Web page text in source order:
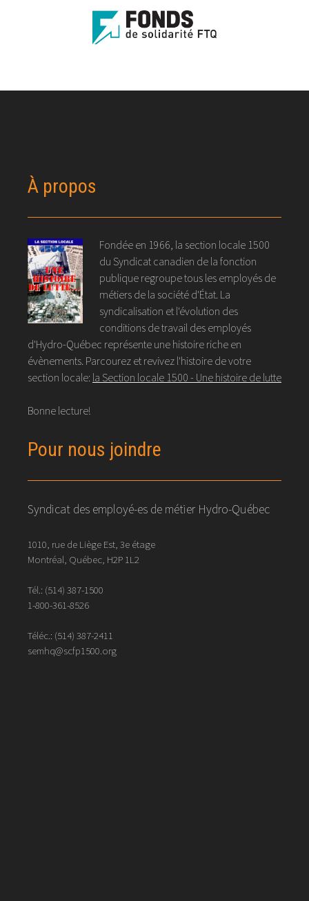
À propos
Fondée en 1966, la section locale 1500
du Syndicat canadien de la fonction
publique regroupe tous les employés de
métiers de la société d'État. La
syndicalisation et l'évolution des
conditions de travail des employés
d'Hydro-Québec représente une histoire riche en
évènements. Parcourez et revivez l'histoire de votre
section locale: la Section locale 1500 - Une histoire de lutte
Bonne lecture!
Pour nous joindre
Syndicat des employé-es de métier Hydro-Québec
1010, rue de Liège Est, 3e étage
Montréal, Québec, H2P 1L2
Tél.: (514) 387-1500
1-800-361-8526
Téléc.: (514) 387-2411
semhq@scfp1500.org